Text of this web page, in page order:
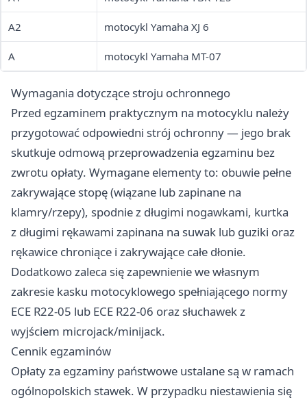
A2 motocykl Yamaha XJ 6
A motocykl Yamaha MT-07
Wymagania dotyczące stroju ochronnego
Przed egzaminem praktycznym na motocyklu należy
przygotować odpowiedni strój ochronny — jego brak
skutkuje odmową przeprowadzenia egzaminu bez
zwrotu opłaty. Wymagane elementy to: obuwie pełne
zakrywające stopę (wiązane lub zapinane na
klamry/rzepy), spodnie z długimi nogawkami, kurtka
z długimi rękawami zapinana na suwak lub guziki oraz
rękawice chroniące i zakrywające całe dłonie.
Dodatkowo zaleca się zapewnienie we własnym
zakresie kasku motocyklowego spełniającego normy
ECE R22-05 lub ECE R22-06 oraz słuchawek z
wyjściem microjack/minijack.
Cennik egzaminów
Opłaty za egzaminy państwowe ustalane są w ramach
ogólnopolskich stawek. W przypadku niestawienia się